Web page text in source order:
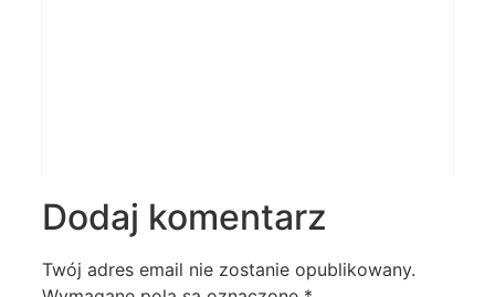
Dodaj komentarz
Twój adres email nie zostanie opublikowany.